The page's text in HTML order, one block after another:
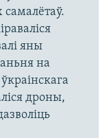
самалётаў.
яны
на
дроны,